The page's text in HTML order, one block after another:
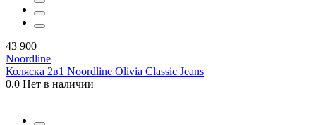
43 900
Noordline
Коляска 2в1 Noordline Olivia Classic Jeans
0.0 Нет в наличии